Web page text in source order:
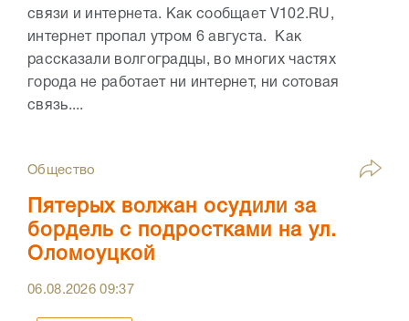
связи и интернета. Как сообщает V102.RU,
интернет пропал утром 6 августа. Как
рассказали волгоградцы, во многих частях
города не работает ни интернет, ни сотовая
связь....
Общество
Пятерых волжан осудили за
бордель с подростками на ул.
Оломоуцкой
06.08.202609:37